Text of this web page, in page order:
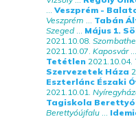
... Veszprém -
Veszprém ... Tabán
Szeged... Május 1.
2021.10.08.
2021.10.07. Kaposvár...
Tetétlen 2021.10.04.
Szervezetek Háza
Eszterlánc Északi
2021.10.01.
Tagiskola
Berettyóújfalu ...